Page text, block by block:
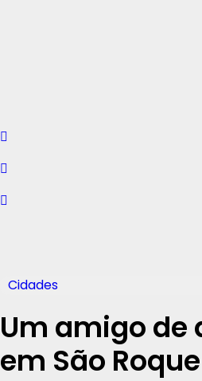
Cidades
Um amigo de
em São Roque